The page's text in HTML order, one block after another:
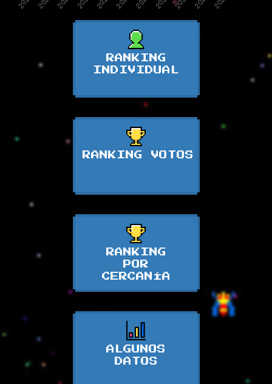
RANKING
INDIVIDUAL
RANKING VOTOS
RANKING
POR
CERCANÍA
ALGUNOS
DATOS